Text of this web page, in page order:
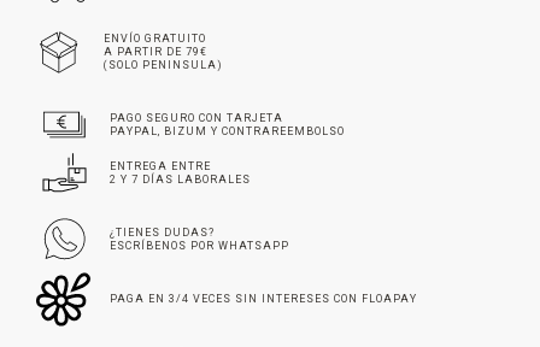
ENVÍO GRATUITO
A PARTIR DE 79€
(SOLO PENINSULA)
PAGO SEGURO CON TARJETA
PAYPAL, BIZUM Y CONTRAREEMBOLSO
ENTREGA ENTRE
2 Y 7 DÍAS LABORALES
¿TIENES DUDAS?
ESCRÍBENOS POR WHATSAPP
PAGA EN 3/4 VECES SIN INTERESES CON FLOAPAY